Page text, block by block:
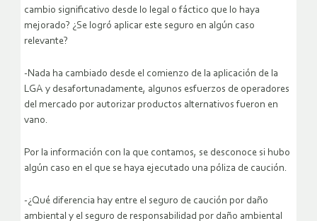
cambio significativo desde lo legal o fáctico que lo haya
mejorado? ¿Se logró aplicar este seguro en algún caso
relevante?
-Nada ha cambiado desde el comienzo de la aplicación de la
LGA y desafortunadamente, algunos esfuerzos de operadores
del mercado por autorizar productos alternativos fueron en
vano.
Por la información con la que contamos, se desconoce si hubo
algún caso en el que se haya ejecutado una póliza de caución.
-¿Qué diferencia hay entre el seguro de caución por daño
ambiental y el seguro de responsabilidad por daño ambiental